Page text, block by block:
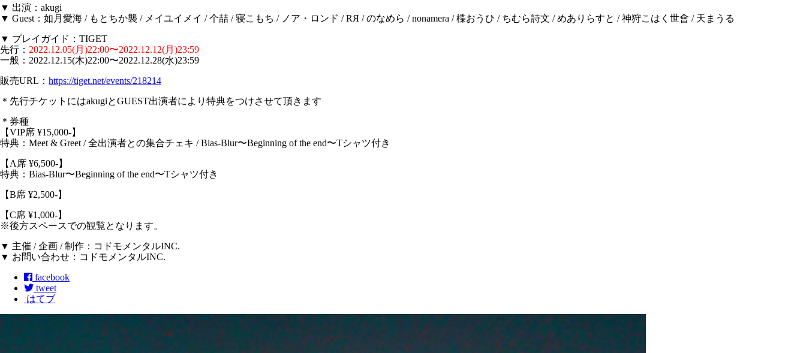
▼ 出演：akugi
▼ Guest：如月愛海 / もとちか襲 / メイユイメイ / 个喆 / 寝こもち / ノア・ロンド / RЯ / のなめら / nonamera / 楪おうひ / ちむら詩文 / めありらすと / 神狩こはく世會 / 天まうる
▼ プレイガイド：TIGET
先行： 2022.12.05(月)22:00〜2022.12.12(月)23:59
一般：2022.12.15(木)22:00〜2022.12.28(水)23:59
販売URL： https://tiget.net/events/218214
＊先行チケットにはakugiとGUEST出演者により特典をつけさせて頂きます
＊券種
【VIP席 ¥15,000-】
特典：Meet & Greet / 全出演者との集合チェキ / Bias-Blur〜Beginning of the end〜Tシャツ付き
【A席 ¥6,500-】
特典：Bias-Blur〜Beginning of the end〜Tシャツ付き
【B席 ¥2,500-】
【C席 ¥1,000-】
※後方スペースでの観覧となります。
▼ 主催 / 企画 / 制作：コドモメンタルINC.
▼ お問い合わせ：コドモメンタルINC.
facebook
tweet
はてブ